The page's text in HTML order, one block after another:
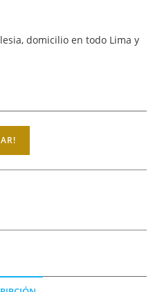
domicilio en todo Lima y